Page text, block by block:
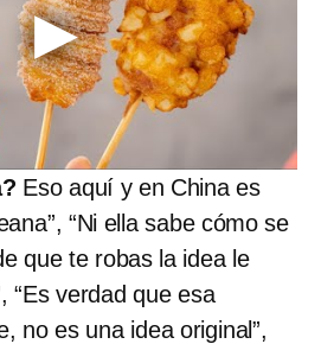
Eso aquí y en China es
“Ni ella sabe cómo se
que te robas la idea le
“Es verdad que esa
no es una idea original”,